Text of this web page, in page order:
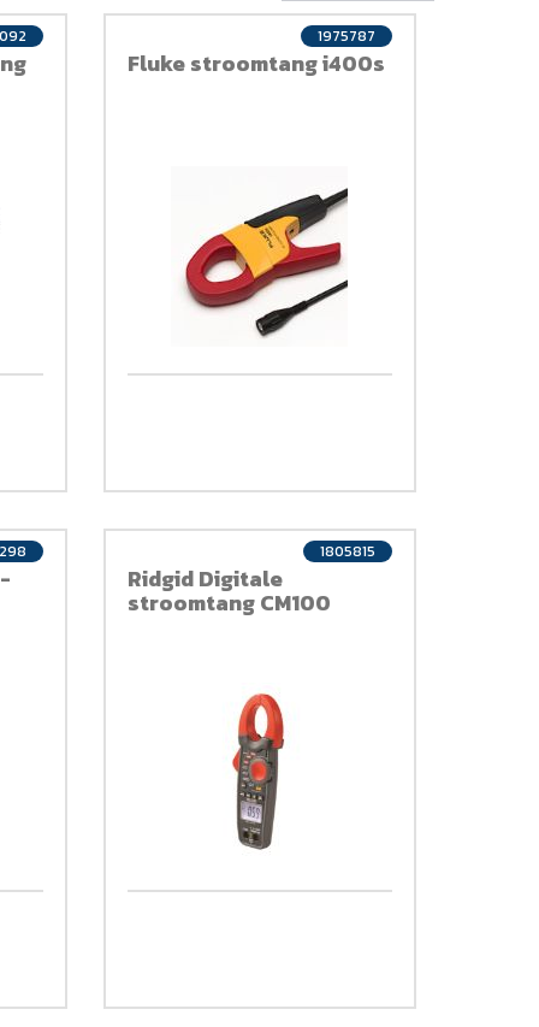
Fluke stroomtang i400s
1975787
Ridgid Digitale
stroomtang CM100
1805815